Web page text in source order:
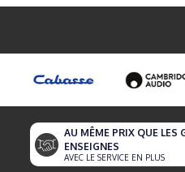
AU MÊME PRIX QUE LES
ENSEIGNES
AVEC LE SERVICE EN PLUS